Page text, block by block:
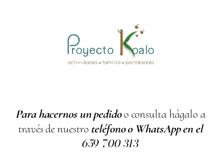
Para hacernos un pedidoo consulta hágalo a
través de nuestro teléfono o WhatsApp en el
659 700313